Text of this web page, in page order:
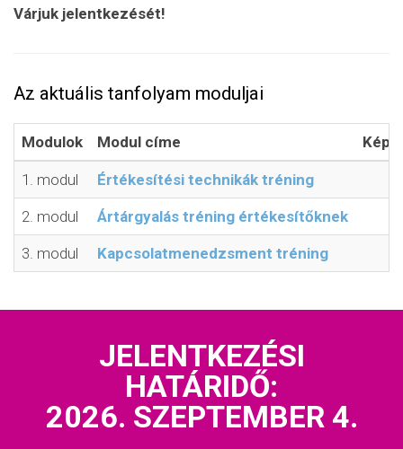
Várjuk jelentkezését!
Az aktuális tanfolyam moduljai
Modulok Modul címe
1. modul Értékesítési technikák tréning
2. modul Ártárgyalás tréning értékesítőknek
3. modul Kapcsolatmenedzsment tréning
JELENTKEZÉSI
HATÁRIDŐ:
2026. SZEPTEMBER 4.